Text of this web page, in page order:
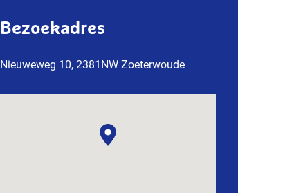
Bezoekadres
Nieuweweg 10, 2381NW Zoeterwoude